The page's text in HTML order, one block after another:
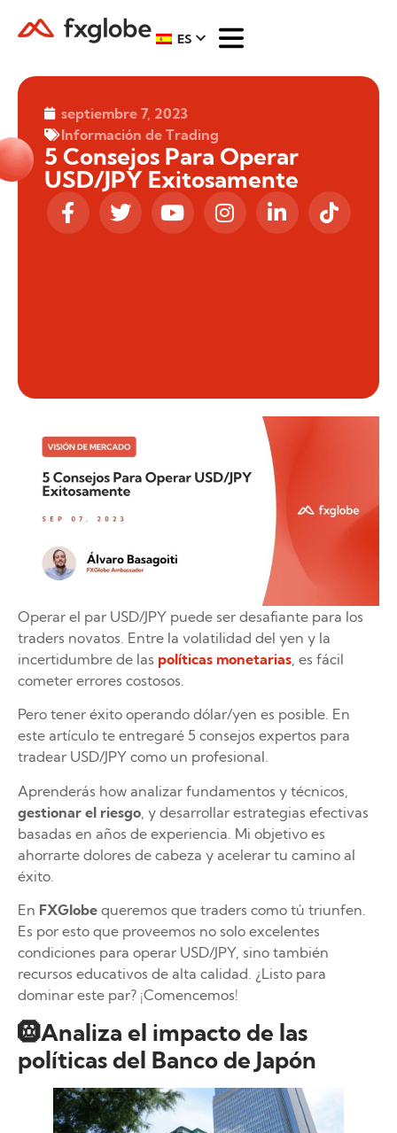
ES
septiembre 7, 2023
Información de Trading
5 Consejos Para Operar
USD/JPY Exitosamente
Operar el par USD/JPY puede ser desafiante para los
traders novatos. Entre la volatilidad del yen y la
incertidumbre de las políticas monetarias, es fácil
cometer errores costosos.
Pero tener éxito operando dólar/yen es posible. En
este artículo te entregaré 5 consejos expertos para
tradear USD/JPY como un profesional.
Aprenderás how analizar fundamentos y técnicos,
gestionar el riesgo , y desarrollar estrategias efectivas
basadas en años de experiencia. Mi objetivo es
ahorrarte dolores de cabeza y acelerar tu camino al
éxito.
En FXGlobe queremos que traders como tú triunfen.
Es por esto que proveemos no solo excelentes
condiciones para operar USD/JPY, sino también
recursos educativos de alta calidad. ¿Listo para
dominar este par? ¡Comencemos!
🛞Analiza el impacto de las
políticas del Banco de Japón